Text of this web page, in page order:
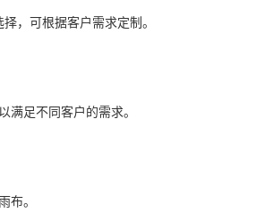
，可根据客户需求定制。
足不同客户的需求。
布。